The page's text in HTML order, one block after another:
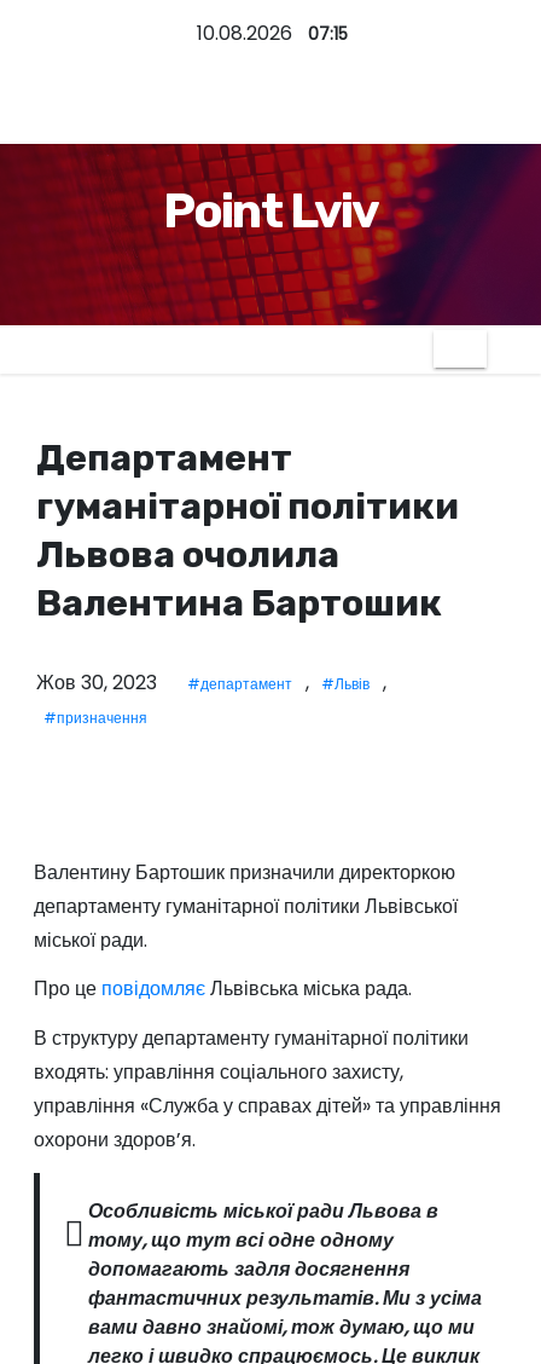
й
к
10.08.2026 07:15
Point Lviv
Департамент
гуманітарної політики
Львова очолила
Валентина Бартошик
Жов 30, 2023 #департамент , #Львів ,
#призначення
Валентину Бартошик призначили директоркою
департаменту гуманітарної політики Львівської
міської ради.
Про це повідомляєЛьвівська міська рада.
В структуру департаменту гуманітарної політики
входять: управління соціального захисту,
управління «Служба у справах дітей» та управління
охорони здоров’я.
Особливість міської ради Львова в
тому, що тут всі одне одному
допомагають задля досягнення
фантастичних результатів. Ми з усіма
вами давно знайомі, тож думаю, що ми
легко і швидко спрацюємось. Це виклик